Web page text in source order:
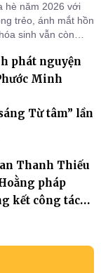
hè năm 2026 với
trẻo, ánh mắt hồn
sinh vẫn còn
trở thành hành
phát nguyện
Minh
Từ tâm” lần
Thanh Thiếu
pháp
kết công tác